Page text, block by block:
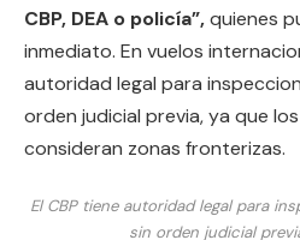
CBP, DEA o policía”,quienes
inmediato. En vuelos
autoridad legal para
orden judicial previa, ya que
consideran zonas fronterizas.
El CBP tiene autoridad legal para
sin orden judicial